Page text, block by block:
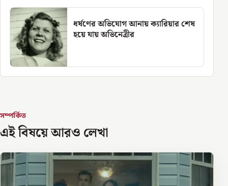
ধর্ষণের অভিযোগ আনায় ক্যারিয়ার শেষ
হয়ে যায় অভিনেত্রীর
সম্পর্কিত
এই বিষয়ে আরও লেখা